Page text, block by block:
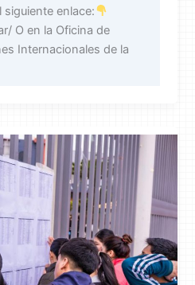
enlace:
O en la Oficina de
Internacionales de la